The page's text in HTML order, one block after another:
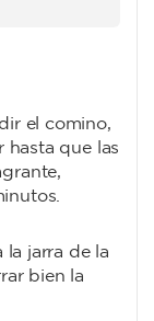
el comino,
hasta que las
la jarra de la
bien la